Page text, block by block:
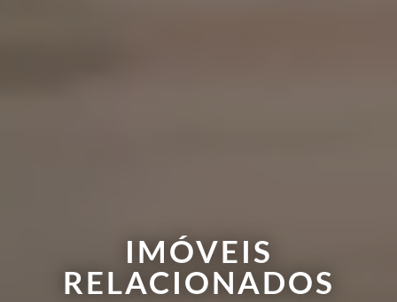
IMÓVEIS
RELACIONADOS